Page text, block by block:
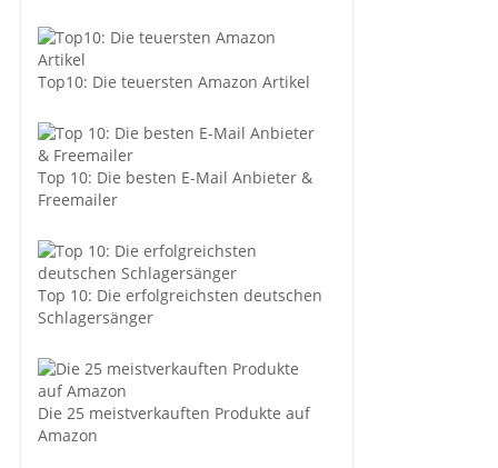
Top10: Die teuersten Amazon Artikel
Top 10: Die besten E-Mail Anbieter &
Freemailer
Top 10: Die erfolgreichsten deutschen
Schlagersänger
Die 25 meistverkauften Produkte auf
Amazon